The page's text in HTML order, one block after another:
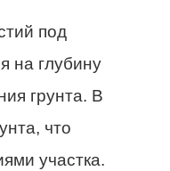
под
на глубину
грунта. В
что
участка.